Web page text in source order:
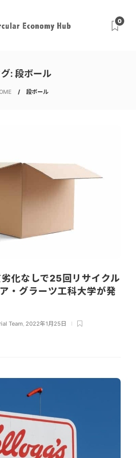
0
: 段ボール
段ボール
化なしで25回リサイクル
・グラーツ工科大学が発
Team, 2022年1月25日